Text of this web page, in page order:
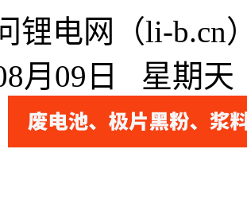
锂电网（li-b.cn
月09日 星期